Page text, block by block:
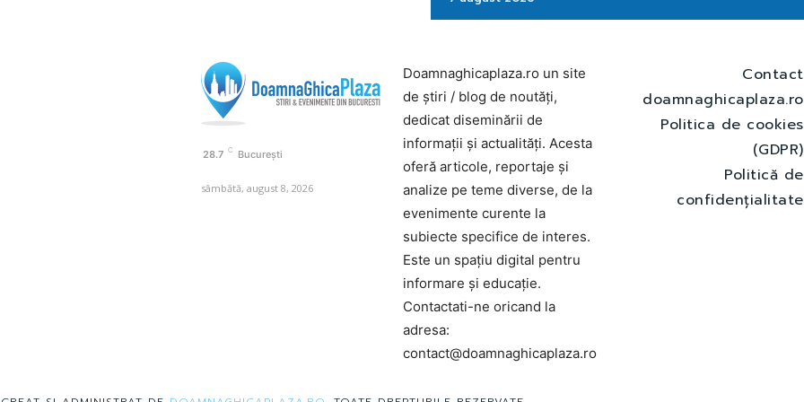
28.7 C București
sâmbătă, august 8, 2026
Doamnaghicaplaza.ro un site
de știri / blog de noutăți,
dedicat diseminării de
informații și actualități. Acesta
oferă articole, reportaje și
analize pe teme diverse, de la
evenimente curente la
subiecte specifice de interes.
Este un spațiu digital pentru
informare și educație.
Contactati-ne oricand la
adresa:
contact@doamnaghicaplaza.ro
Contact
doamnaghicaplaza.ro
Politica de cookies
(GDPR)
Politică de
confidențialitate